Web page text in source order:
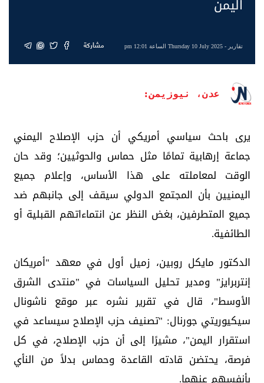
اليمن
تقارير - Thursday 10 July 2025 الساعة 12:01 pm مشاركة
عدن، نيوزيمن:
يرى باحث سياسي أمريكي أن حزب الإصلاح اليمني
جماعة إرهابية تمامًا مثل حماس والحوثيين؛ وقد حان
الوقت لمعاملته على هذا الأساس، وإعلام جميع
اليمنيين بأن المجتمع الدولي سيقف إلى جانبهم ضد
جميع المتطرفين، بغض النظر عن انتماءاتهم القبلية أو
الطائفية.
الدكتور مايكل روبين، زميل أول في معهد "أمريكان
إنتربرايز" ومدير تحليل السياسات في "منتدى الشرق
الأوسط"، قال في تقرير نشره عبر موقع ناشونال
سيكيوريتي جورنال: "تصنيف حزب الإصلاح سيساعد في
استقرار اليمن"، مشيرًا إلى أن حزب الإصلاح، في كل
فرصة، يحتضن قادته القاعدة وحماس بدلاً من النأي